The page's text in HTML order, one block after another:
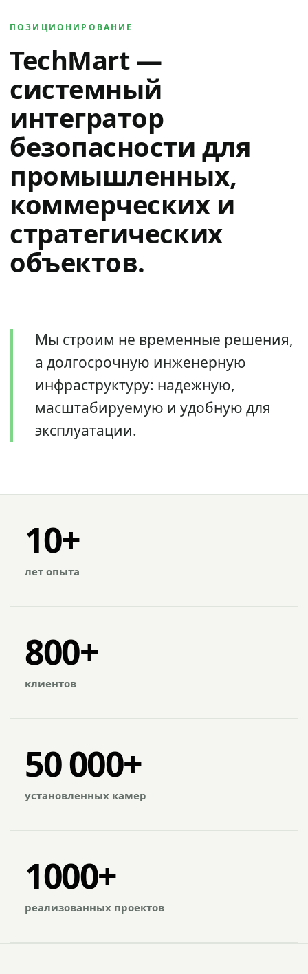
ПОЗИЦИОНИРОВАНИЕ
TechMart —
системный
интегратор
безопасности для
промышленных,
коммерческих и
стратегических
объектов.
Мы строим не временные решения,
а долгосрочную инженерную
инфраструктуру: надежную,
масштабируемую и удобную для
эксплуатации.
10+
лет опыта
800+
клиентов
50 000+
установленных камер
1000+
реализованных проектов